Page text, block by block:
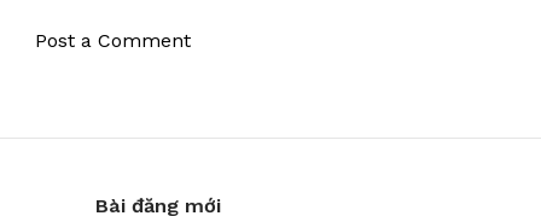
Post a Comment
Bài đăng mới